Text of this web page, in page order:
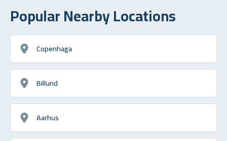
Popular Nearby Locations
Copenhaga
Billund
Aarhus